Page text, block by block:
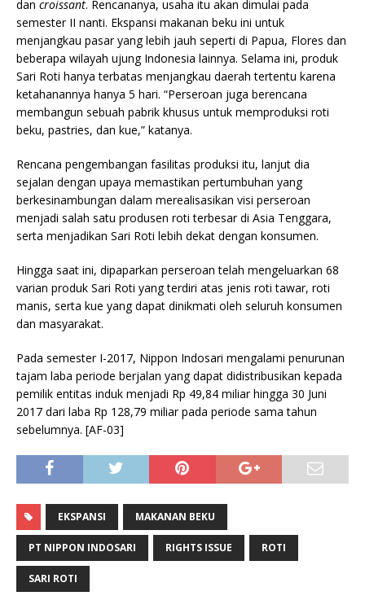
dan croissant. Rencananya, usaha itu akan dimulai pada
semester II nanti. Ekspansi makanan beku ini untuk
menjangkau pasar yang lebih jauh seperti di Papua, Flores dan
beberapa wilayah ujung Indonesia lainnya. Selama ini, produk
Sari Roti hanya terbatas menjangkau daerah tertentu karena
ketahanannya hanya 5 hari. “Perseroan juga berencana
membangun sebuah pabrik khusus untuk memproduksi roti
beku, pastries, dan kue,” katanya.
Rencana pengembangan fasilitas produksi itu, lanjut dia
sejalan dengan upaya memastikan pertumbuhan yang
berkesinambungan dalam merealisasikan visi perseroan
menjadi salah satu produsen roti terbesar di Asia Tenggara,
serta menjadikan Sari Roti lebih dekat dengan konsumen.
Hingga saat ini, dipaparkan perseroan telah mengeluarkan 68
varian produk Sari Roti yang terdiri atas jenis roti tawar, roti
manis, serta kue yang dapat dinikmati oleh seluruh konsumen
dan masyarakat.
Pada semester I-2017, Nippon Indosari mengalami penurunan
tajam laba periode berjalan yang dapat didistribusikan kepada
pemilik entitas induk menjadi Rp 49,84 miliar hingga 30 Juni
2017 dari laba Rp 128,79 miliar pada periode sama tahun
sebelumnya. [AF-03]
EKSPANSI MAKANAN BEKU
PT NIPPON INDOSARI RIGHTS ISSUE ROTI
SARI ROTI